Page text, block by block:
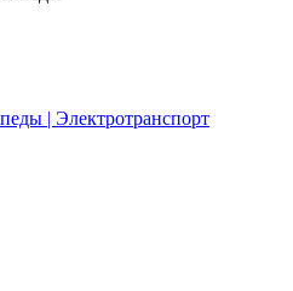
| Электротранспорт